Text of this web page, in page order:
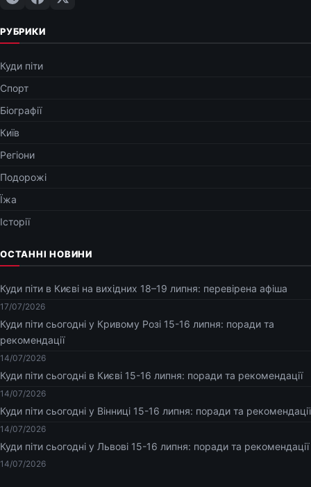
РУБРИКИ
Куди піти
Спорт
Біографії
Київ
Регіони
Подорожі
Їжа
Історії
ОСТАННІ НОВИНИ
Куди піти в Києві на вихідних 18–19 липня: перевірена афіша
17/07/2026
Куди піти сьогодні у Кривому Розі 15-16 липня: поради та
рекомендації
14/07/2026
Куди піти сьогодні в Києві 15-16 липня: поради та рекомендації
14/07/2026
Куди піти сьогодні у Вінниці 15-16 липня: поради та рекомендації
14/07/2026
Куди піти сьогодні у Львові 15-16 липня: поради та рекомендації
14/07/2026